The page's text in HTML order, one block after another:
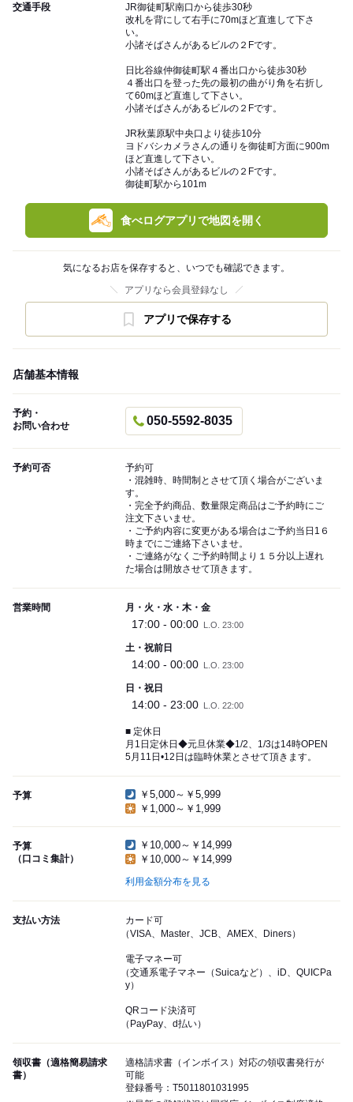
交通手段
JR御徒町駅南口から徒歩30秒
改札を背にして右手に70mほど直進して下さ
い。
小諸そばさんがあるビルの２Fです。
日比谷線仲御徒町駅４番出口から徒歩30秒
４番出口を登った先の最初の曲がり角を右折し
て60mほど直進して下さい。
小諸そばさんがあるビルの２Fです。
JR秋葉原駅中央口より徒歩10分
ヨドバシカメラさんの通りを御徒町方面に900m
ほど直進して下さい。
小諸そばさんがあるビルの２Fです。
御徒町駅から101m
食べログアプリで地図を開く
気になるお店を保存すると、いつでも確認できます。
アプリなら会員登録なし
アプリで保存する
店舗基本情報
予約・
お問い合わせ
050-5592-8035
予約可否
予約可
・混雑時、時間制とさせて頂く場合がございま
す。
・完全予約商品、数量限定商品はご予約時にご
注文下さいませ。
・ご予約内容に変更がある場合はご予約当日1６
時までにご連絡下さいませ。
・ご連絡がなくご予約時間より１５分以上遅れ
た場合は開放させて頂きます。
営業時間 月・火・水・木・金
17:00 - 00:00 L.O. 23:00
土・祝前日
14:00 - 00:00 L.O. 23:00
日・祝日
14:00 - 23:00 L.O. 22:00
■ 定休日
月1日定休日◆元旦休業◆1/2、1/3は14時OPEN
5月11日•12日は臨時休業とさせて頂きます。
予算
￥5,000～￥5,999
￥1,000～￥1,999
予算
（口コミ集計）
￥10,000～￥14,999
￥10,000～￥14,999
利用金額分布を見る
支払い方法
カード可
（VISA、Master、JCB、AMEX、Diners）
電子マネー可
（交通系電子マネー（Suicaなど）、iD、QUICPa
y）
QRコード決済可
（PayPay、d払い）
領収書（適格簡易請求
書）
適格請求書（インボイス）対応の領収書発行が
可能
登録番号：T5011801031995